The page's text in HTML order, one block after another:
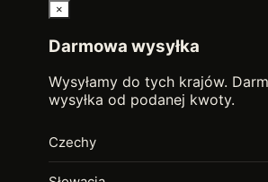
×
Darmowa wysyłka
Wysyłamy do tych krajów.
wysyłka od podanej kwoty.
Czechy